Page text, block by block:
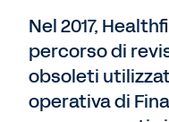
Nel 2017,
percorso di
obsoleti
operativa di